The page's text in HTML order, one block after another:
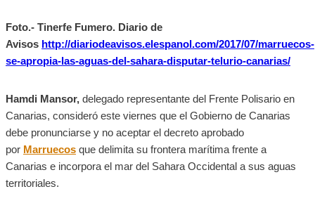
Foto.- Tinerfe Fumero. Diario de
Avisos http://diariodeavisos.elespanol.com/2017/07/marruecos-
se-apropia-las-aguas-del-sahara-disputar-telurio-canarias/
Hamdi Mansor, delegado representante del Frente Polisario en
Canarias, consideró este viernes que el Gobierno de Canarias
debe pronunciarse y no aceptar el decreto aprobado
por Marruecos que delimita su frontera marítima frente a
Canarias e incorpora el mar del Sahara Occidental a sus aguas
territoriales.